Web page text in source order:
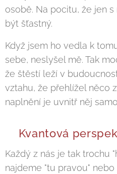
osobě. Na pocitu, že jen
být šťastný.
Když jsem ho vedla k
sebe, neslyšel mě. Tak
že štěstí leží v
vztahu, že přehlížel něco
naplnění je uvnitř něj
Kvantová
Každý z nás je tak trochu
najdeme "tu pravou"